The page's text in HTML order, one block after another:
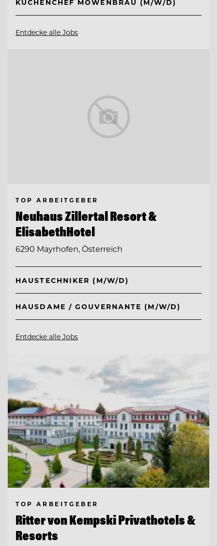
KÜCHENCHEF MÖWENBRÄU (M/W/D)
Entdecke alle Jobs
TOP ARBEITGEBER
Neuhaus Zillertal Resort &
ElisabethHotel
6290 Mayrhofen, Österreich
HAUSTECHNIKER (M/W/D)
HAUSDAME / GOUVERNANTE (M/W/D)
Entdecke alle Jobs
TOP ARBEITGEBER
Ritter von Kempski Privathotels &
Resorts